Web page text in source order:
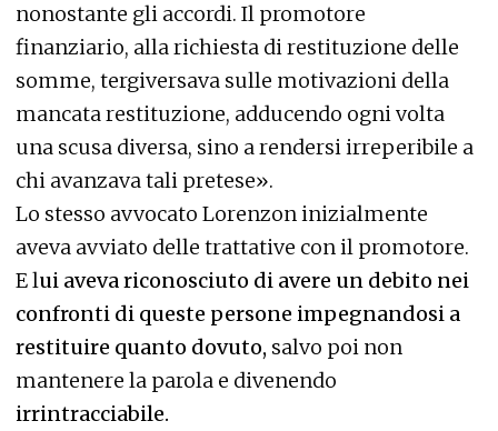
nonostante gli accordi. Il promotore
finanziario, alla richiesta di restituzione delle
somme, tergiversava sulle motivazioni della
mancata restituzione, adducendo ogni volta
una scusa diversa, sino a rendersi irreperibile a
chi avanzava tali pretese».
Lo stesso avvocato Lorenzon inizialmente
aveva avviato delle trattative con il promotore.
E lui aveva riconosciuto di avere un debito nei
confronti di queste persone impegnandosi a
restituire quanto dovuto, salvo poi non
mantenere la parola e divenendo
irrintracciabile.